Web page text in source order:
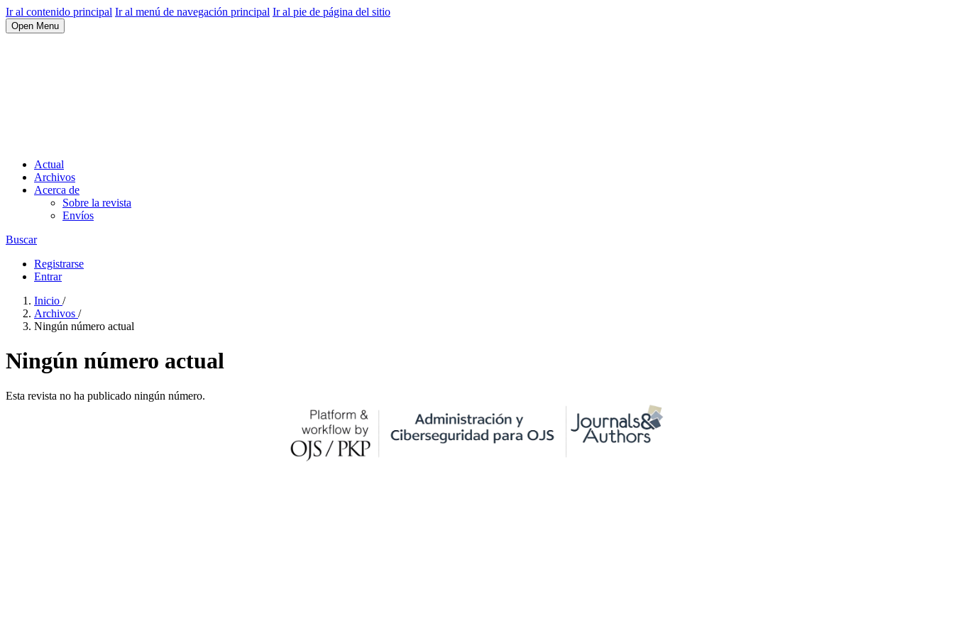
Ir al contenido principal Ir al menú de navegación principal Ir al pie de página del sitio
Open Menu
Actual
Archivos
Acerca de
Sobre la revista
Envíos
Buscar
Registrarse
Entrar
Inicio /
Archivos /
Ningún número actual
Ningún número actual
Esta revista no ha publicado ningún número.